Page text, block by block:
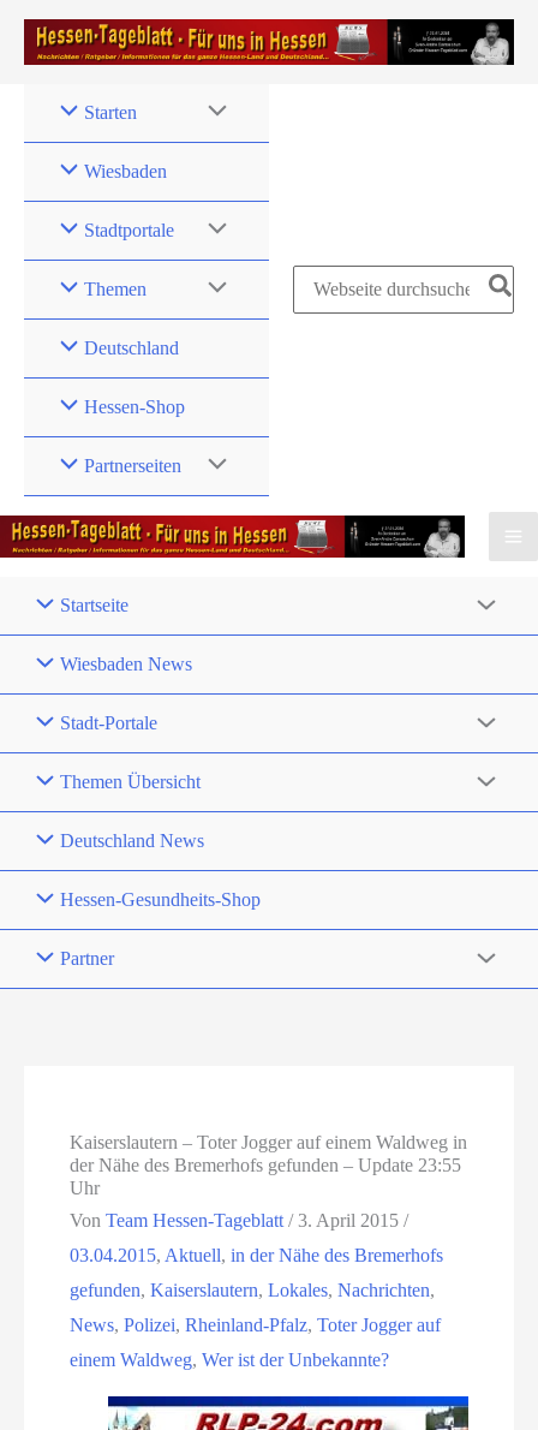
Zum
Inhalt
Starten
Wiesbaden
Stadtportale
Themen
Deutschland
Hessen-Shop
Partnerseiten
Search
Startseite
Wiesbaden News
Stadt-Portale
Themen Übersicht
Deutschland News
Hessen-Gesundheits-Shop
Partner
Kaiserslautern – Toter Jogger auf einem Waldweg in
der Nähe des Bremerhofs gefunden – Update 23:55
Uhr
VonTeam Hessen-Tageblatt/3. April 2015/
03.04.2015, Aktuell,in der Nähe des Bremerhofs
gefunden,Kaiserslautern,Lokales,Nachrichten,
News,Polizei,Rheinland-Pfalz,Toter Jogger auf
einem Waldweg,Wer ist der Unbekannte?